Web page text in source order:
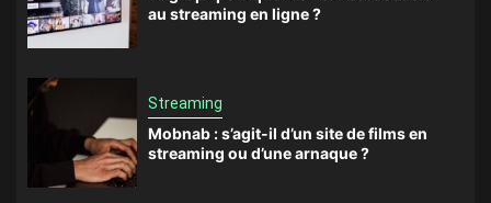
au streaming en ligne ?
Streaming
Mobnab : s’agit-il d’un site de films en
streaming ou d’une arnaque ?